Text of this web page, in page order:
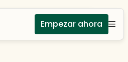
Empezar ahora